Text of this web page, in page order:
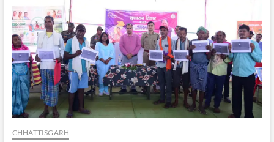
शिक्षा
से
ही
संभव
सकारात्मक
बदलाव:
वित्तमंत्री
श्री
ओपी
चौधरी
CHHATTISGARH